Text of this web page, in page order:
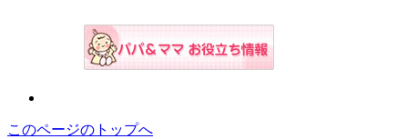
このページのトップへ